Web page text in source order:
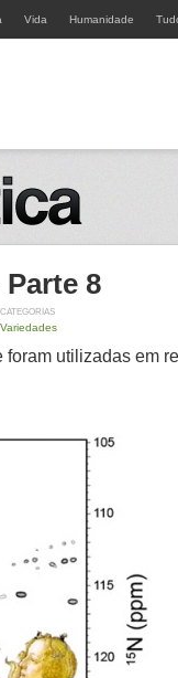
Vida Humanidade
8
CATEGORIAS
Variedades
utilizadas em